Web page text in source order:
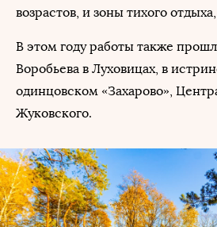
возрастов, и зоны тихого
В этом году работы также
Воробьева в Луховицах, в
одинцовском «Захарово»,
Жуковского.